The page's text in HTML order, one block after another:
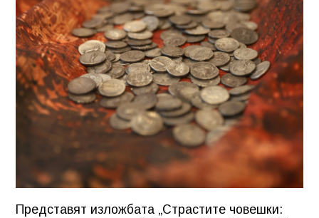
Представят изложбата „Страстите човешки: